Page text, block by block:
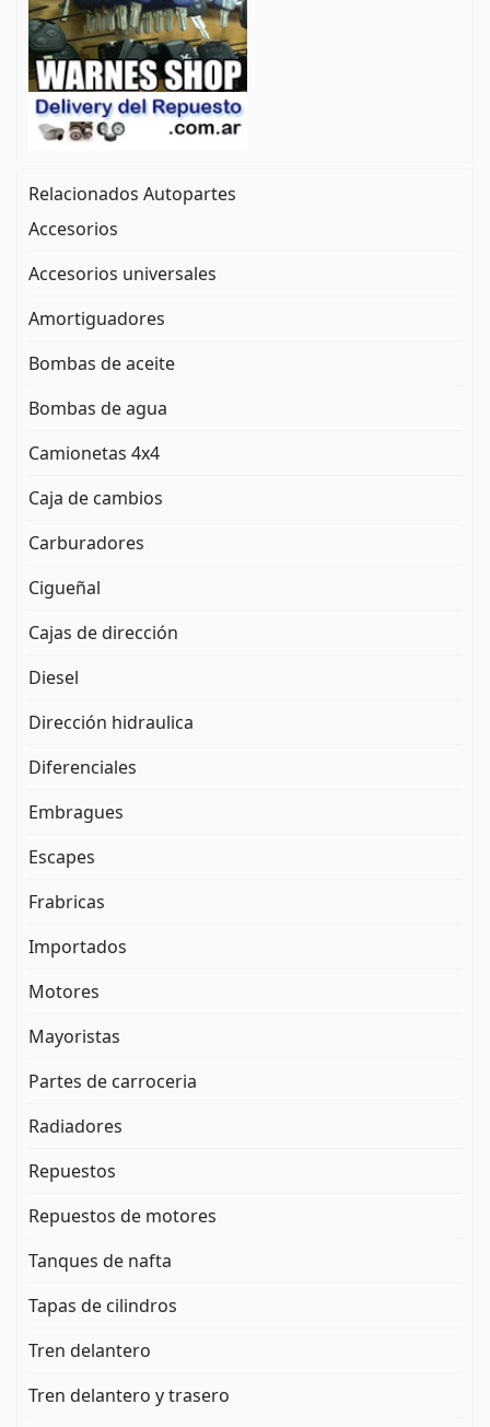
Relacionados Autopartes
Accesorios
Accesorios universales
Amortiguadores
Bombas de aceite
Bombas de agua
Camionetas 4x4
Caja de cambios
Carburadores
Cigueñal
Cajas de dirección
Diesel
Dirección hidraulica
Diferenciales
Embragues
Escapes
Frabricas
Importados
Motores
Mayoristas
Partes de carroceria
Radiadores
Repuestos
Repuestos de motores
Tanques de nafta
Tapas de cilindros
Tren delantero
Tren delantero y trasero